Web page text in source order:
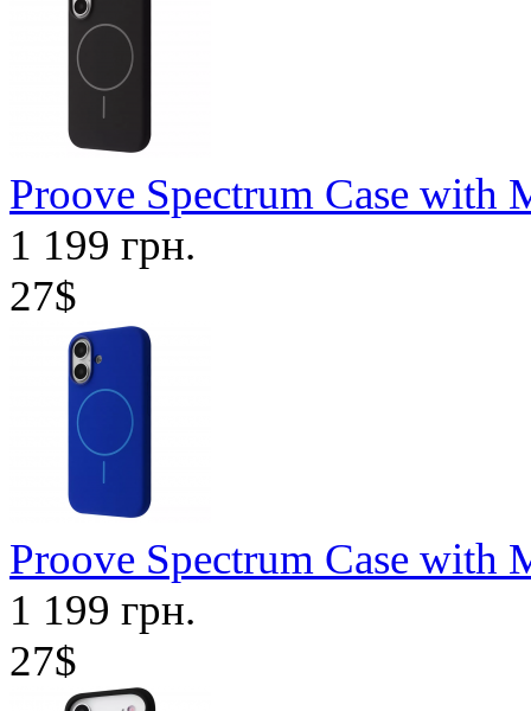
Proove Spectrum Case with
1 199 грн.
27$
Proove Spectrum Case with
1 199 грн.
27$